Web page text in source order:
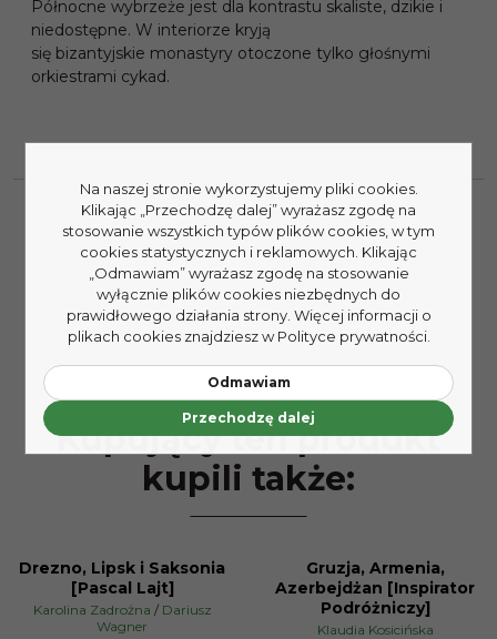
Północne wybrzeże jest dla kontrastu skaliste, dzikie i
niedostępne. W interiorze kryją
się bizantyjskie monastyry otoczone tylko głośnymi
orkiestrami cykad.
Kupujący ten produkt
kupili także:
PROMOCJA
Drezno, Lipsk i Saksonia
[Pascal Lajt]
Karolina Zadrożna / Dariusz
Wagner
Gruzja, Armenia,
Azerbejdżan [Inspirator
Podróżniczy]
Klaudia Kosicińska
Na naszej stronie wykorzystujemy pliki cookies.
Klikając „Przechodzę dalej” wyrażasz zgodę na
stosowanie wszystkich typów plików cookies, w tym
cookies statystycznych i reklamowych. Klikając
„Odmawiam” wyrażasz zgodę na stosowanie
wyłącznie plików cookies niezbędnych do
prawidłowego działania strony. Więcej informacji o
plikach cookies znajdziesz w Polityce prywatności.
Odmawiam
Przechodzę dalej